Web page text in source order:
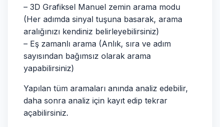
– 3D Grafiksel Manuel zemin arama modu
(Her adımda sinyal tuşuna basarak, arama
aralığınızı kendiniz belirleyebilirsiniz)
– Eş zamanlı arama (Anlık, sıra ve adım
sayısından bağımsız olarak arama
yapabilirsiniz)
Yapılan tüm aramaları anında analiz edebilir,
daha sonra analiz için kayıt edip tekrar
açabilirsiniz.